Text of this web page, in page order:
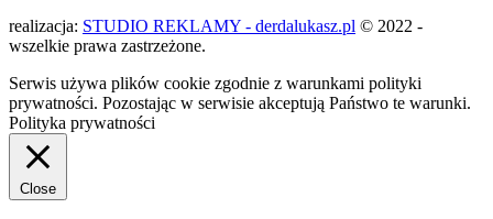
realizacja: STUDIO REKLAMY - derdalukasz.pl © 2022 -
wszelkie prawa zastrzeżone.
Serwis używa plików cookie zgodnie z warunkami polityki
prywatności. Pozostając w serwisie akceptują Państwo te warunki.
Polityka prywatności
Close